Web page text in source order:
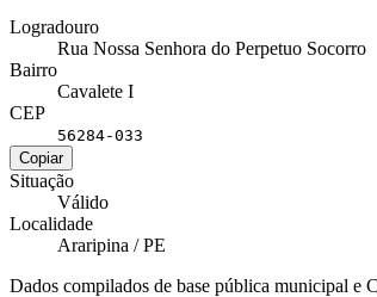
Logradouro
Rua Nossa Senhora do Perpetuo Socorro
Bairro
Cavalete I
CEP
56284-033
Copiar
Situação
Válido
Localidade
Araripina / PE
Dados compilados de base pública municipal e